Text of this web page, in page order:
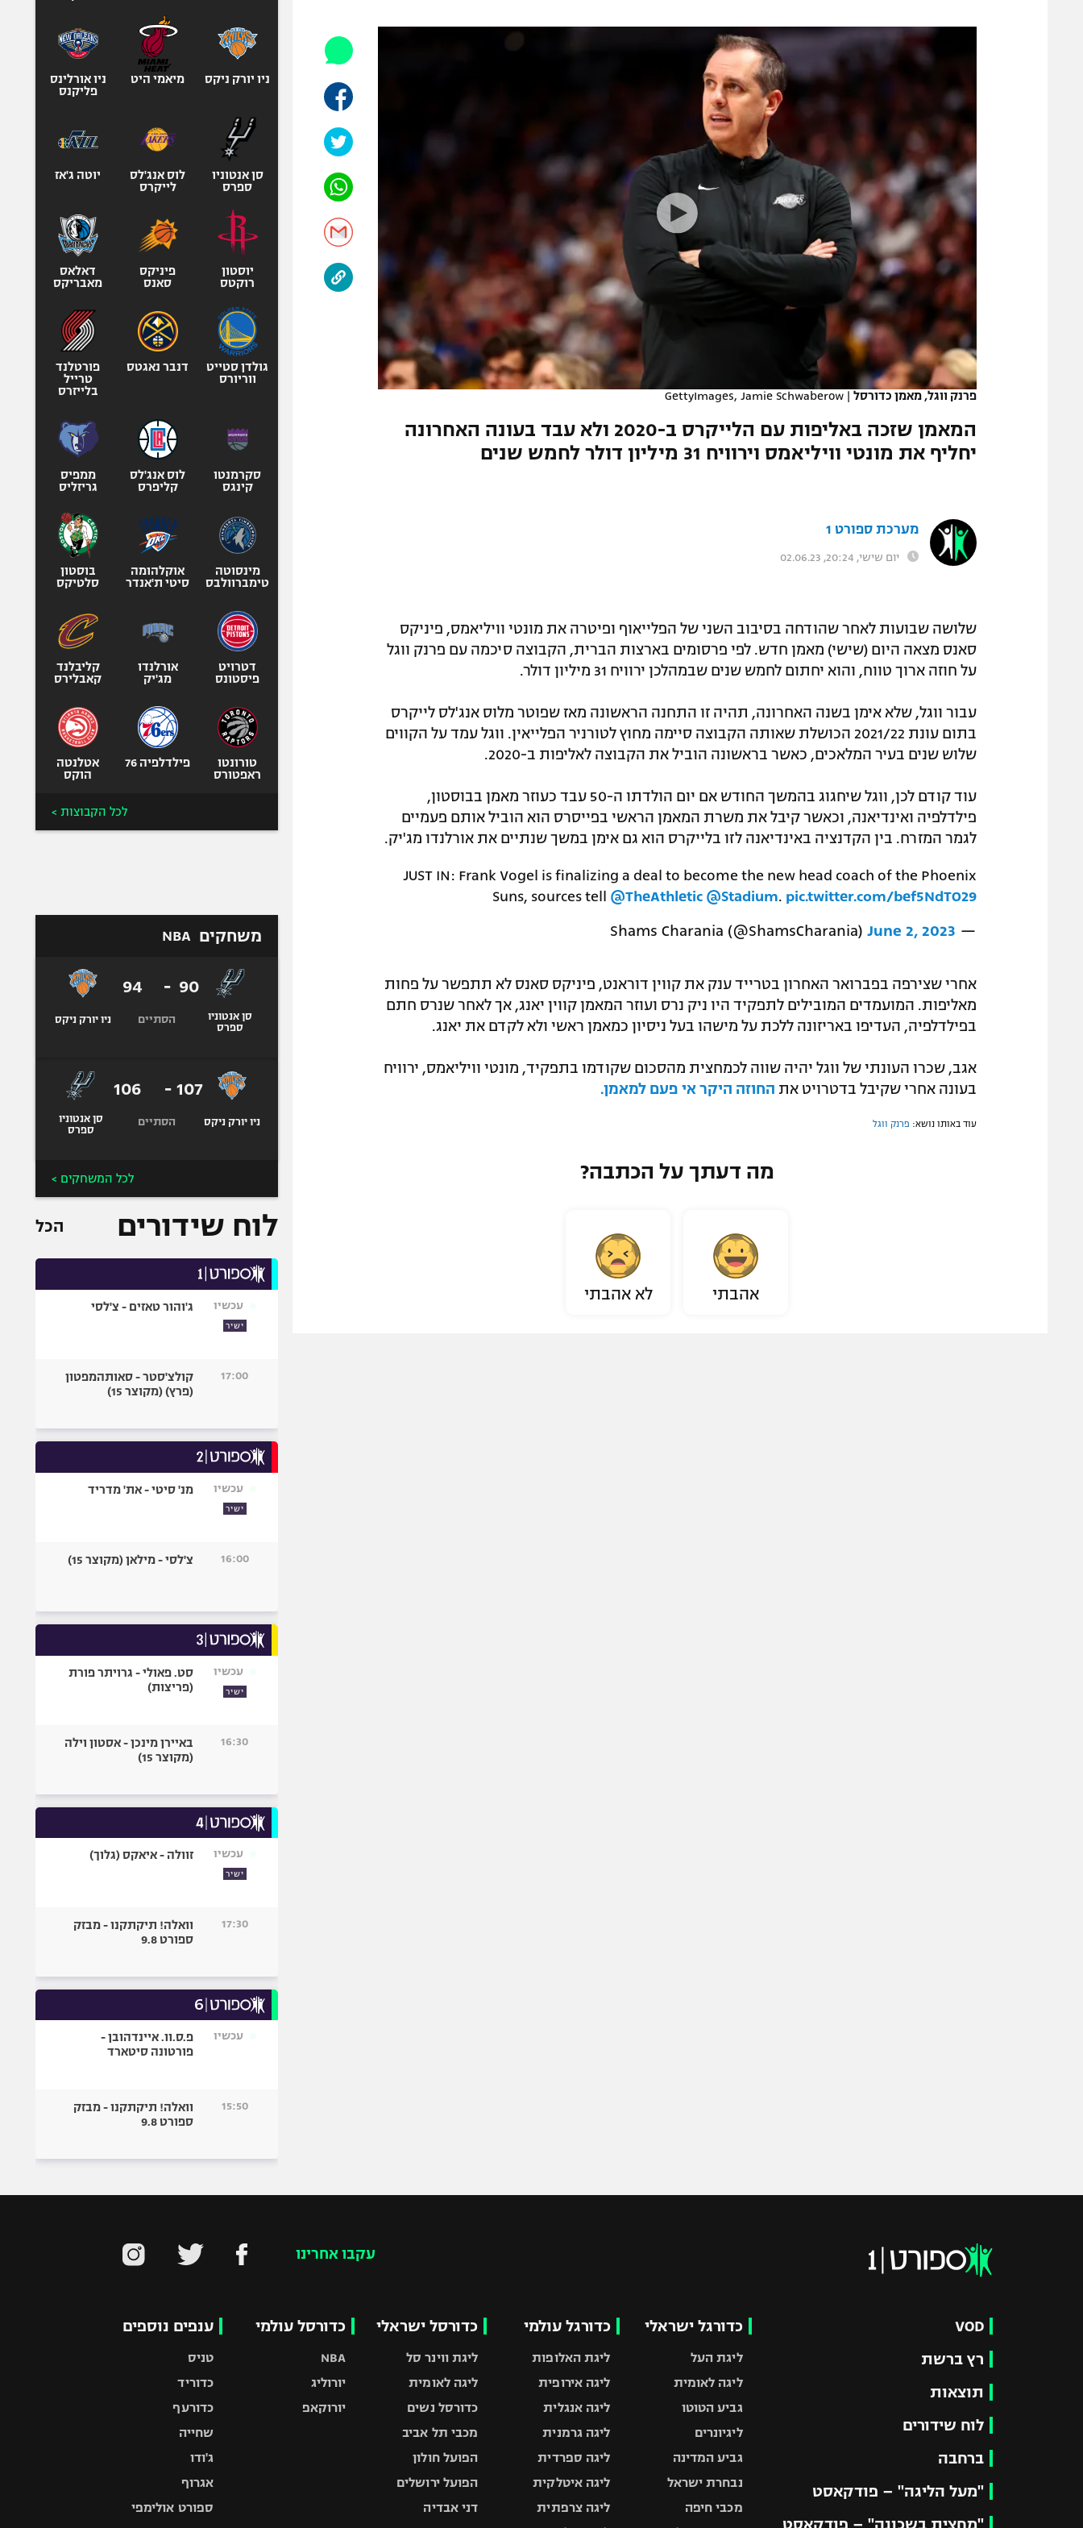
תקנון משתתפים וזוכים בפרסים
גיימינג E-Sports
תנאי שימוש
מדיניות פרטיות
תקנון פעילות ספורט 1
רשיון להקרנה פומבית לבית עסק
הצטרפות לחבילת הערוצים
לוח דרושים – ג'ובנט
תגיות
המגזין
הפועל תל אביב
הפועל חיפה
הפועל באר שבע
מכבי נתניה
בני יהודה
ליגה סינית
אופניים
ספורט מוטורי
כדורמים
בייסבול MLB
ספורט אתגרי
אומנויות לחימה
פרנק ווגל, מאמן כדורסל |
GettyImages, Jamie Schwaberow
המאמן שזכה באליפות עם הלייקרס ב-2020 ולא עבד בעונה האחרונה
יחליף את מונטי וויליאמס וירוויח 31 מיליון דולר לחמש שנים
מערכת ספורט 1
יום שישי, 20:24, 02.06.23
שלושה שבועות לאחר שהודחה בסיבוב השני של הפלייאוף ופיטרה את מונטי וויליאמס, פיניקס
סאנס מצאה היום (שישי) מאמן חדש. לפי פרסומים בארצות הברית, הקבוצה סיכמה עם פרנק ווגל
על חוזה ארוך טווח, והוא יחתום לחמש שנים שבמהלכן ירוויח 31 מיליון דולר.
עבור ווגל, שלא אימן בשנה האחרונה, תהיה זו התחנה הראשונה מאז שפוטר מלוס אנג'לס לייקרס
בתום עונת 2021/22 הכושלת שאותה הקבוצה סיימה מחוץ לטורניר הפלייאין. ווגל עמד על הקווים
שלוש שנים בעיר המלאכים, כאשר בראשונה הוביל את הקבוצה לאליפות ב-2020.
עוד קודם לכן, ווגל שיחגוג בהמשך החודש אם יום הולדתו ה-50 עבד כעוזר מאמן בבוסטון,
פילדלפיה ואינדיאנה, וכאשר קיבל את משרת המאמן הראשי בפייסרס הוא הוביל אותם פעמיים
לגמר המזרח. בין הקדנציה באינדיאנה לזו בלייקרס הוא גם אימן במשך שנתיים את אורלנדו מג'יק.
JUST IN: Frank Vogel is finalizing a deal to become the new head coach of the Phoenix
Suns, sources tell @TheAthletic @Stadium. pic.twitter.com/bef5NdTO29
— Shams Charania (@ShamsCharania)
June 2, 2023
אחרי שצירפה בפברואר האחרון בטרייד ענק את קווין דוראנט, פיניקס סאנס לא תתפשר על פחות
מאליפות. המועמדים המובילים לתפקיד היו ניק נרס ועוזר המאמן קווין יאנג, אך לאחר שנרס חתם
בפילדלפיה, העדיפו באריזונה ללכת על מישהו בעל ניסיון כמאמן ראשי ולא לקדם את יאנג.
אגב, שכרו העונתי של ווגל יהיה שווה לכמחצית מהסכום שקודמו בתפקיד, מונטי וויליאמס, ירוויח
בעונה אחרי שקיבל בדטרויט את החוזה היקר אי פעם למאמן.
עוד באותו נושא: פרנק ווגל
מה דעתך על הכתבה?
אהבתי לא אהבתי
ניו יורק ניקס מיאמי היט
ניו אורלינס
פליקנס
סן אנטוניו
ספרס
לוס אנג'לס
לייקרס
יוטה ג'אז
יוסטון
רוקטס
פיניקס
סאנס
דאלאס
מאבריקס
גולדן סטייט
ווריורס
דנבר נאגטס
פורטלנד
טרייל
בלייזרס
סקרמנטו
קינגס
לוס אנג'לס
קליפרס
ממפיס
גריזליס
מינסוטה
טימברוולבס
אוקלהומה
סיטי ת'אנדר
בוסטון
סלטיקס
דטרויט
פיסטונס
אורלנדו
מג'יק
קליבלנד
קאבלירס
טורונטו
ראפטורס
פילדלפיה 76
אטלנטה
הוקס
לכל הקבוצות >
משחקים NBA
סן אנטוניו
ספרס
90
-
94
הסתיים ניו יורק ניקס
ניו יורק ניקס
107
-
106
הסתיים
סן אנטוניו
ספרס
לכל המשחקים >
לוח שידורים הכל
עכשיו
ישיר
ג'והור טאזים - צ'לסי
17:00
קולצ'סטר - סאותהמפטון
(פרץ) (מקוצר 15)
עכשיו
ישיר
מנ' סיטי - את' מדריד
16:00 צ'לסי - מילאן (מקוצר 15)
עכשיו
ישיר
סט. פאולי - גרויתר פורת
(פריצות)
16:30
באיירן מינכן - אסטון וילה
(מקוצר 15)
עכשיו
ישיר
זוולה - איאקס (גלוך)
17:30
וואלה! תיקתקנו - מבזק
ספורט 9.8
עכשיו
פ.ס.וו. איינדהובן -
פורטונה סיטארד
15:50
וואלה! תיקתקנו - מבזק
ספורט 9.8
עקבו אחרינו
VOD
רץ ברשת
תוצאות
לוח שידורים
ברחבה
"מעל הליגה" – פודקאסט
"מחצית בשכונה" – פודקאסט
כדורגל ישראלי
ליגת העל
ליגה לאומית
גביע הטוטו
ליגיונרים
גביע המדינה
נבחרת ישראל
מכבי חיפה
כדורגל עולמי
ליגת האלופות
ליגה אירופית
ליגה אנגלית
ליגה גרמנית
ליגה ספרדית
ליגה איטלקית
ליגה צרפתית
כדורסל ישראלי
ליגת ווינר סל
ליגה לאומית
כדורסל נשים
מכבי תל אביב
הפועל חולון
הפועל ירושלים
דני אבדיה
כדורסל עולמי
NBA
יורוליג
יורוקאפ
ענפים נוספים
טניס
כדוריד
כדורעף
שחייה
ג'ודו
אגרוף
ספורט אולימפי